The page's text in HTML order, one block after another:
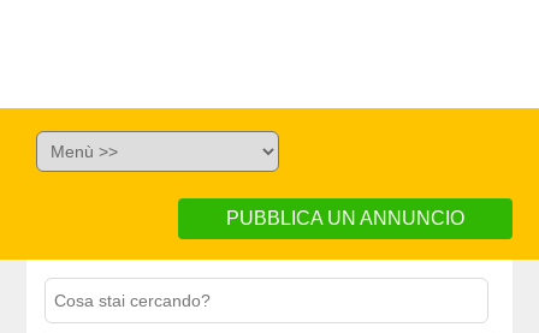
PUBBLICA UN ANNUNCIO